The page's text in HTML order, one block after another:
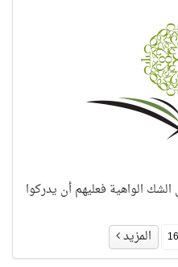
الواهية فعليهم أن يدركوا
المزيد